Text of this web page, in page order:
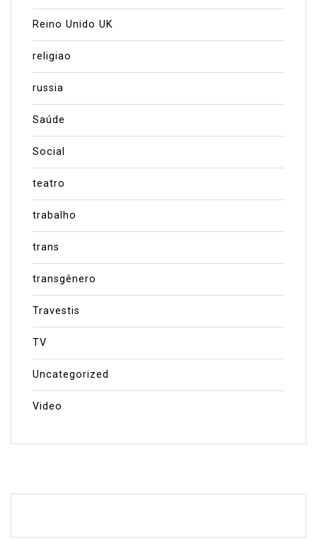
Reino Unido UK
religiao
russia
Saúde
Social
teatro
trabalho
trans
transgênero
Travestis
TV
Uncategorized
Video